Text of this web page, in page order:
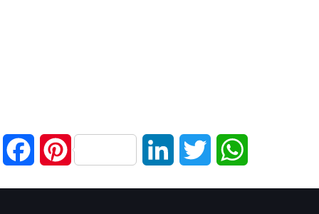
FacebookPinterest LinkedIn Twitter